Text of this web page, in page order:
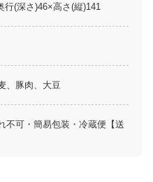
行(深さ)46×高さ(縦)141
、豚肉、大豆
不可・簡易包装・冷蔵便【送